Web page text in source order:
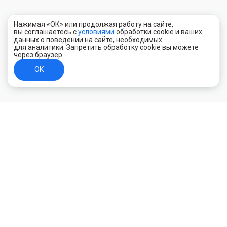
Нажимая «ОК» или продолжая работу на сайте,
вы соглашаетесь сусловиями обработки cookie и ваших
данных о поведении на сайте, необходимых
для аналитики. Запретить обработку cookie вы можете
через браузер.
ОК